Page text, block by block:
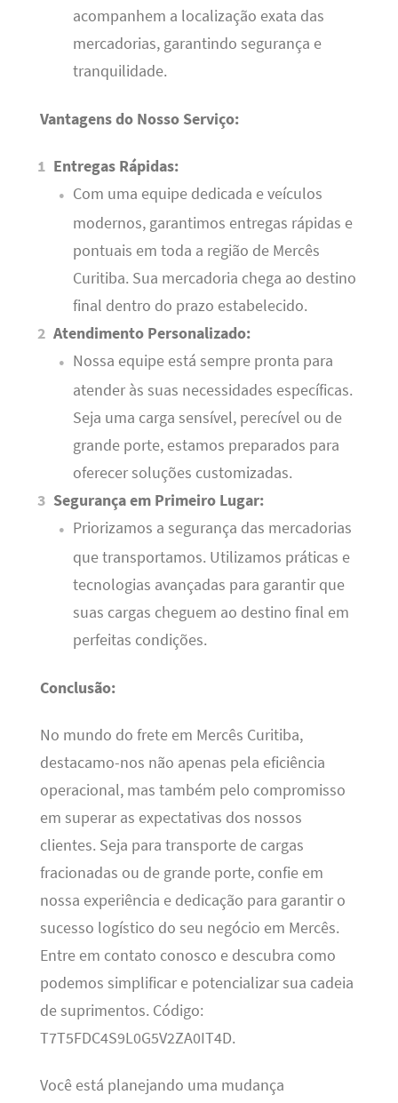
acompanhem a localização exata das
mercadorias, garantindo segurança e
tranquilidade.
Vantagens do Nosso Serviço:
Entregas Rápidas:
Com uma equipe dedicada e veículos
modernos, garantimos entregas rápidas e
pontuais em toda a região de Mercês
Curitiba. Sua mercadoria chega ao destino
final dentro do prazo estabelecido.
Atendimento Personalizado:
Nossa equipe está sempre pronta para
atender às suas necessidades específicas.
Seja uma carga sensível, perecível ou de
grande porte, estamos preparados para
oferecer soluções customizadas.
Segurança em Primeiro Lugar:
Priorizamos a segurança das mercadorias
que transportamos. Utilizamos práticas e
tecnologias avançadas para garantir que
suas cargas cheguem ao destino final em
perfeitas condições.
Conclusão:
No mundo do frete em Mercês Curitiba,
destacamo-nos não apenas pela eficiência
operacional, mas também pelo compromisso
em superar as expectativas dos nossos
clientes. Seja para transporte de cargas
fracionadas ou de grande porte, confie em
nossa experiência e dedicação para garantir o
sucesso logístico do seu negócio em Mercês.
Entre em contato conosco e descubra como
podemos simplificar e potencializar sua cadeia
de suprimentos. Código:
T7T5FDC4S9L0G5V2ZA0IT4D.
Você está planejando uma mudança